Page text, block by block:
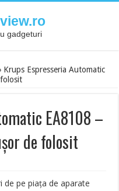
gadgeturi
Krups Espresseria Automatic
EA8108 –
de folosit
de pe piața de aparate